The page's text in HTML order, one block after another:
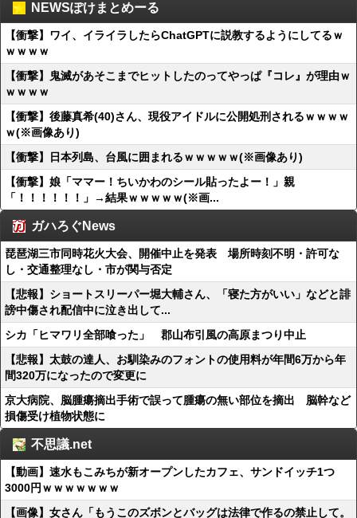
NEWSぽけまとめーる
【衝撃】ワイ、イライラしたらChatGPTに説教するようにしてるｗ
ｗｗｗｗ
【衝撃】鬼滅があそこまでヒットしたのってやっぱ『コレ』が理由ｗ
ｗｗｗｗ
【衝撃】後藤真希(40)さん、現役アイドルに公開処刑されるｗｗｗｗ
ｗ(※画像あり)
【衝撃】日本列島、台風に囲まれるｗｗｗｗｗ(※画像あり)
【衝撃】娘「ママー！ちいかわのシール貼ったよー！」親
「！！！！！！」→結果ｗｗｗｗｗ(※画...
ガハろぐNews
琵琶湖三市同時花火大会、開催中止を発表 場所時刻不明・許可な
し・交通整理なし・市が関与否定
【悲報】ショートスリーパー堀大輔さん、「寝た方がいい」などと誹
謗中傷され配信中に泣き出して...
シカ「ヒマワリ全部喰った」 郡山布引風の高原まつり中止
【悲報】太鼓の達人、お馴染みのフォントの使用料が年間6万から年
間320万になったので変更に
京大病院、脳腫瘍摘出手術で誤って腫瘍の無い部位を摘出 脳幹など
損傷受け植物状態に
不思議.net
【動画】速水もこみちが新オープンしたカフェ、サンドイッチ1つ
3000円ｗｗｗｗｗｗｗ
【画像】女さん「もうこのズボンとバッグは法律で作るの禁止して。